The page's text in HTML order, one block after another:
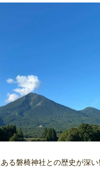
る磐椅神社との歴史が深い